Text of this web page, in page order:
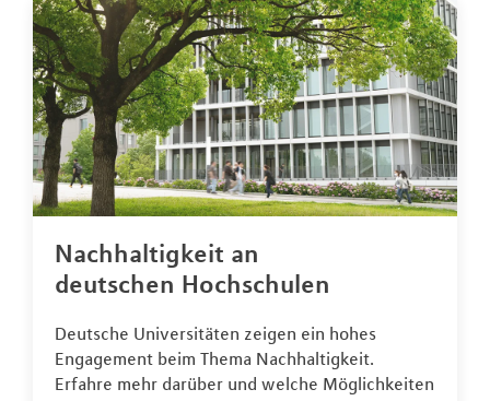
Nachhaltigkeit an
deutschen Hochschulen
Deutsche Universitäten zeigen ein hohes
Engagement beim Thema Nachhaltigkeit.
Erfahre mehr darüber und welche Möglichkeiten